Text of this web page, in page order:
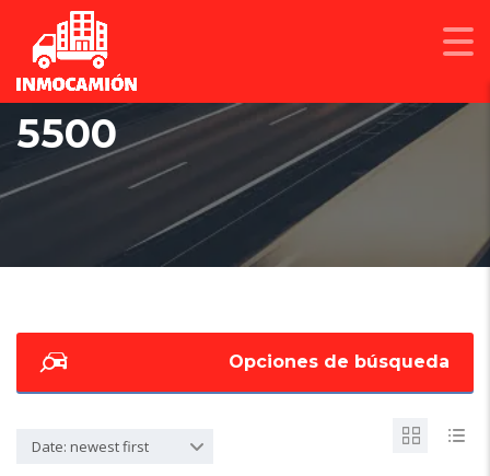
5500
Opciones de búsqueda
Date: newest first